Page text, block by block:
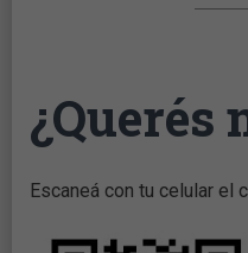
¿Querés
Escaneá con tu celular el